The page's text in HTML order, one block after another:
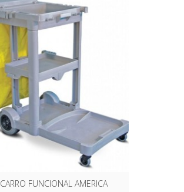
CARRO FUNCIONAL AMERICA